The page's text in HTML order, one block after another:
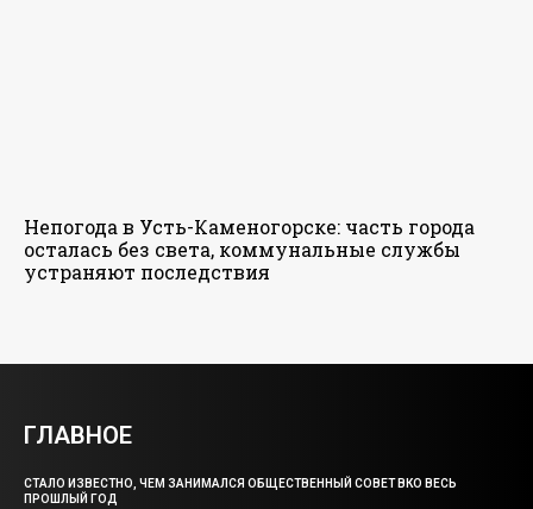
Непогода в Усть-Каменогорске: часть города
осталась без света, коммунальные службы
устраняют последствия
ГЛАВНОЕ
СТАЛО ИЗВЕСТНО, ЧЕМ ЗАНИМАЛСЯ ОБЩЕСТВЕННЫЙ СОВЕТ ВКО ВЕСЬ
ПРОШЛЫЙ ГОД